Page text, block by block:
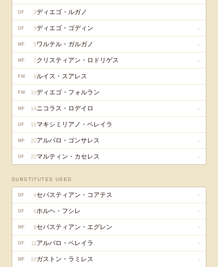
DF 2ディエゴ・ルガノ
DF 3ディエゴ・ゴディン ↓
MF 5ワルテル・ガルガノ ↓
MF 7クリスティアン・ロドリゲス ↓
FW 9ルイス・スアレス
FW 10ディエゴ・フォルラン
MF 14ニコラス・ロデイロ ↓
DF 16マキシミリアノ・ペレイラ
MF 20アルバロ・ゴンサレス ↓
DF 22マルティン・カセレス ↓
SUBSTITUTES USED
DF 4セバスティアン・コアテス ↑
DF 6ホルヘ・フシレ ↑
MF 8セバスティアン・エグレン ↑
DF 11 アルバロ・ペレイラ ↑
MF 18ガストン・ラミレス ↑